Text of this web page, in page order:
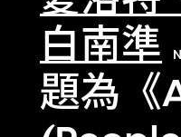
白南準
題為《